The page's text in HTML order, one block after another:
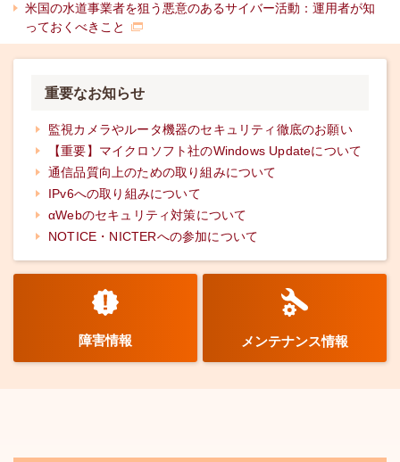
米国の水道事業者を狙う悪意のあるサイバー活動：運用者が知
っておくべきこと
重要なお知らせ
監視カメラやルータ機器のセキュリティ徹底のお願い
【重要】マイクロソフト社のWindows Updateについて
通信品質向上のための取り組みについて
IPv6への取り組みについて
αWebのセキュリティ対策について
NOTICE・NICTERへの参加について
障害情報 メンテナンス情報